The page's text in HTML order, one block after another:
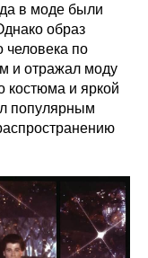
в моде были
образ
человека по
и отражал моду
костюма и яркой
популярным